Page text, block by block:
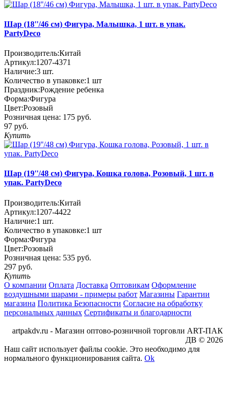
Шар (18''/46 см) Фигура, Малышка, 1 шт. в упак.
PartyDeco
Производитель:Китай
Артикул:1207-4371
Наличие:3 шт.
Количество в упаковке:1 шт
Праздник:Рождение ребенка
Форма:Фигура
Цвет:Розовый
Розничная цена: 175 руб.
97 руб.
Купить
Шар (19''/48 см) Фигура, Кошка голова, Розовый, 1 шт. в
упак. PartyDeco
Производитель:Китай
Артикул:1207-4422
Наличие:1 шт.
Количество в упаковке:1 шт
Форма:Фигура
Цвет:Розовый
Розничная цена: 535 руб.
297 руб.
Купить
О компании Оплата Доставка Оптовикам Оформление
воздушными шарами - примеры работ Магазины Гарантии
магазина Политика Безопасности Согласие на обработку
персональных данных Сертификаты и благодарности
artpakdv.ru - Магазин оптово-розничной торговли ART-ПАК
ДВ © 2026
Наш сайт использует файлы cookie. Это необходимо для
нормального функционирования сайта. Ok